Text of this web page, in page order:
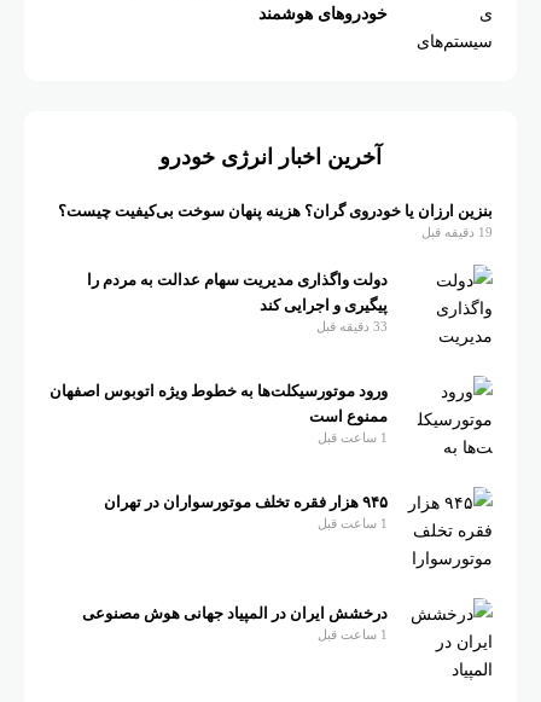
خودروهای هوشمند
آخرین اخبار انرژی خودرو
بنزین ارزان یا خودروی گران؟ هزینه پنهان سوخت بی‌کیفیت چیست؟
دولت واگذاری مدیریت سهام عدالت به مردم را
پیگیری و اجرایی کند
ورود موتورسیکلت‌ها به خطوط ویژه اتوبوس اصفهان
ممنوع است
درخشش ایران در المپیاد جهانی هوش مصنوعی